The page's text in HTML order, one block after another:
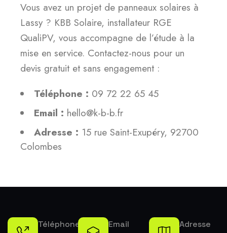
Vous avez un projet de panneaux solaires à
Lassy ? KBB Solaire, installateur RGE
QualiPV, vous accompagne de l’étude à la
mise en service. Contactez-nous pour un
devis gratuit et sans engagement :
Téléphone : 09 72 22 65 45
Email : hello@k-b-b.fr
Adresse : 15 rue Saint-Exupéry, 92700
Colombes
Téléphone Email Adresse